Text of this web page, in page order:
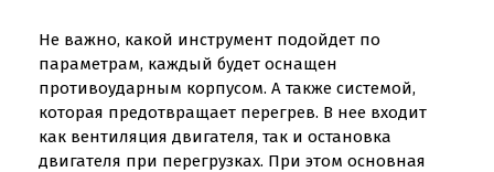
Не важно, какой инструмент подойдет по
параметрам, каждый будет оснащен
противоударным корпусом. А также системой,
которая предотвращает перегрев. В нее входит
как вентиляция двигателя, так и остановка
двигателя при перегрузках. При этом основная